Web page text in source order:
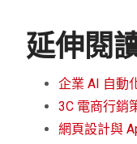
延伸閱
企業 AI 自動
3C 電商行銷
網頁設計與